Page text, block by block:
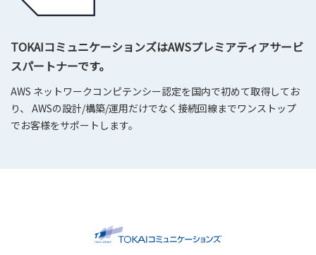
TOKAIコミュニケーションズはAWSプレミアティアサービ
スパートナーです。
AWS ネットワークコンピテンシー認定を国内で初めて取得してお
り、 AWSの設計/構築/運用だけでなく接続回線までワンストップ
でお客様をサポートします。